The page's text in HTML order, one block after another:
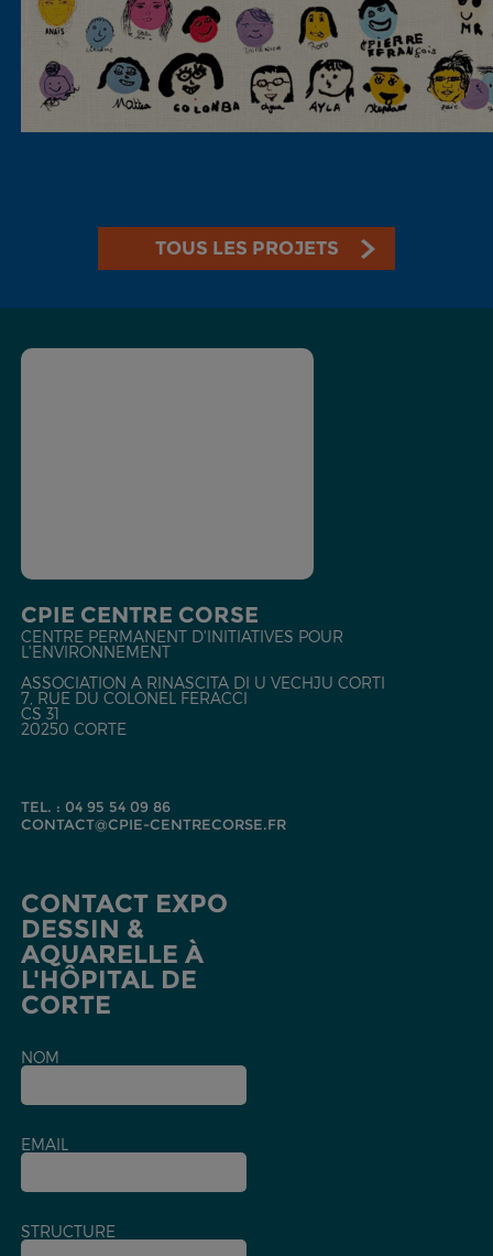
TOUS LES PROJETS
CPIE CENTRE CORSE
CENTRE PERMANENT D'INITIATIVES POUR
L'ENVIRONNEMENT
ASSOCIATION A RINASCITA DI U VECHJU CORTI
7, RUE DU COLONEL FERACCI
CS 31
20250 CORTE
TEL. : 04 95 54 09 86
CONTACT@CPIE-CENTRECORSE.FR
CONTACT EXPO
DESSIN &
AQUARELLE À
L'HÔPITAL DE
CORTE
NOM
EMAIL
STRUCTURE